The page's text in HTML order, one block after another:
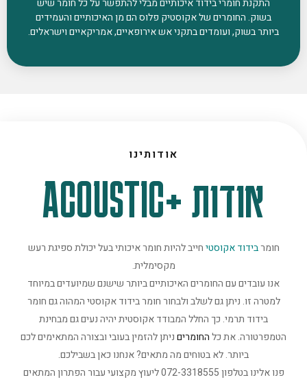
התקנת חומרי בידוד איכותיים מבלי להתפשר על כל חומר שיש
בשוק. החומרים של אקוסטיק פלוס הם מן האיכותיים והעמידים
ביותר בשוק, ועומדים בתקני אש אירופאיים, אמריקאיים וישראלים.
אודותינו
אודות +ACOUSTIC
חומרבידוד אקוסטיחייב להיות חומר איכותי בעל יכולת ספיגת רעש
מקסימלית.
אנו עובדים עם החומרים האיכותיים ביותר שישנם שמיועדים במיוחד
למטרה זו. ניתן גם לשלב ולבחור חומר בידוד אקוסטי המהוה גם חומר
בידוד תרמי. כך החלל המבודד אקוסטית יהיה נעים גם מבחינת
הטמפרטורה. את כלהחומריםניתן להזמין בעובי ובצורה המתאימים לכם
ביותר. לא בטוחים מה מתאים? אנחנו כאן בשבילכם.
פנו אלינו בטלפון 072-3318555 ליעוץ מקצועי עבור הפתרון המתאים